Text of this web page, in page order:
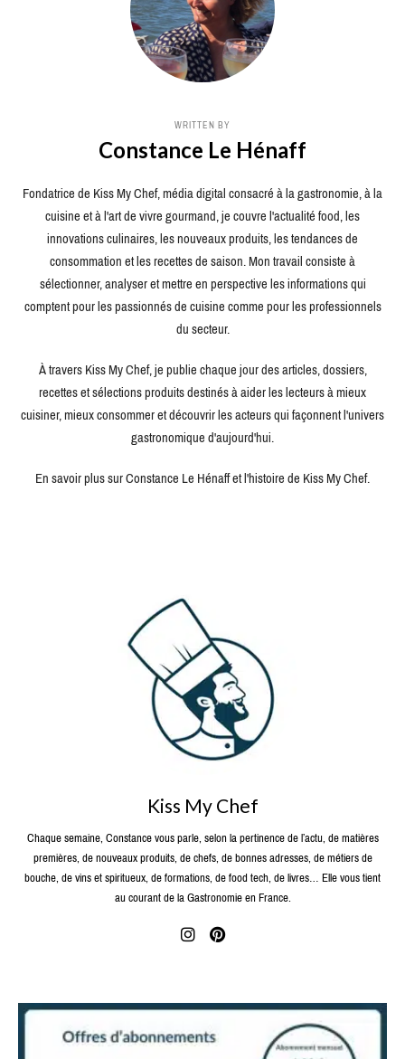
WRITTEN BY
Constance Le Hénaff
Fondatrice de Kiss My Chef, média digital consacré à la gastronomie, à la
cuisine et à l'art de vivre gourmand, je couvre l'actualité food, les
innovations culinaires, les nouveaux produits, les tendances de
consommation et les recettes de saison. Mon travail consiste à
sélectionner, analyser et mettre en perspective les informations qui
comptent pour les passionnés de cuisine comme pour les professionnels
du secteur.
À travers Kiss My Chef, je publie chaque jour des articles, dossiers,
recettes et sélections produits destinés à aider les lecteurs à mieux
cuisiner, mieux consommer et découvrir les acteurs qui façonnent l'univers
gastronomique d'aujourd'hui.
En savoir plus sur Constance Le Hénaff et l'histoire de Kiss My Chef.
Kiss My Chef
Chaque semaine, Constance vous parle, selon la pertinence de l’actu, de matières
premières, de nouveaux produits, de chefs, de bonnes adresses, de métiers de
bouche, de vins et spiritueux, de formations, de food tech, de livres… Elle vous tient
au courant de la Gastronomie en France.